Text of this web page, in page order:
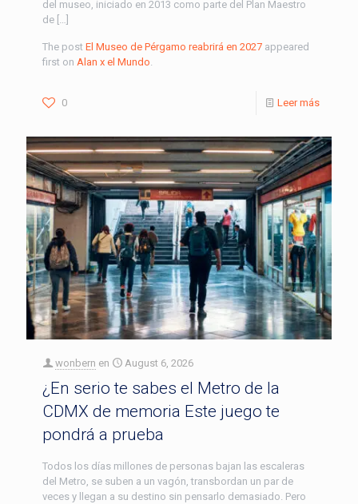
del museo, iniciado en 2013 como parte del Plan Maestro
de […]
The post El Museo de Pérgamo reabrirá en 2027 appeared
first on Alan x el Mundo
0 Leer más
wonbern en August 6, 2026
¿En serio te sabes el Metro de la
CDMX de memoria Este juego te
pondrá a prueba
Todos los días millones de personas bajan las escaleras
del Metro, se suben a un vagón, transbordan un par de
veces y llegan a su destino sin pensarlo demasiado. Pero